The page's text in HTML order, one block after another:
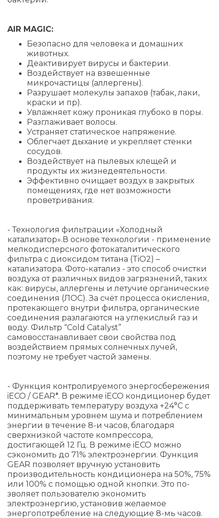
AIR MAGIC:
Безопасно для человека и домашних
животных.
Деактивирует вирусы и бактерии.
Воздействует на взвешенные
микрочастицы (аллергены).
Разрушает молекулы запахов (табак, лаки,
краски и пр).
Увлажняет кожу проникая глубоко в поры.
Разглаживает волосы.
Устраняет статическое напряжение.
Облегчает дыхание и укрепляет стенки
сосудов.
Воздействует на пылевых клещей и
продукты их жизнедеятельности.
Эффективно очищает воздух в закрытых
помещениях, где нет возможности
проветривания.
- Технология фильтрации «Холодный
катализатор».В основе технологии - применение
мелкодисперсного фотокаталитического
фильтра с диоксидом титана (TiO2) –
катализатора. Фото-катализ - это способ очистки
воздуха от различных видов загрязнений, таких
как: вирусы, аллергены и летучие органические
соединения (ЛОС). За счёт процесса окисления,
протекающего внутри фильтра, органические
соединения разлагаются на углекислый газ и
воду. Фильтр “Cold Catalyst”
самовосстанавливает свои свойства под
воздействием прямых солнечных лучей,
поэтому не требует частой замены.
- Функция контролируемого энергосбережения
iECO / GEAR*. В режиме iECO кондиционер будет
поддерживать температуру воздуха +24°С с
минимальным уровнем шума и потреблением
энергии в течение 8-и часов, благодаря
сверхнизкой частоте компрессора,
достигающей 12 Гц. В режиме iЕСО можно
сэкономить до 71% электроэнергии. Функция
GEAR позволяет вручную установить
производительность кондиционера на 50%, 75%
или 100% с помощью одной кнопки. Это по-
зволяет пользователю экономить
электроэнергию, установив желаемое
энергопотребление на следующие 8-мь часов.